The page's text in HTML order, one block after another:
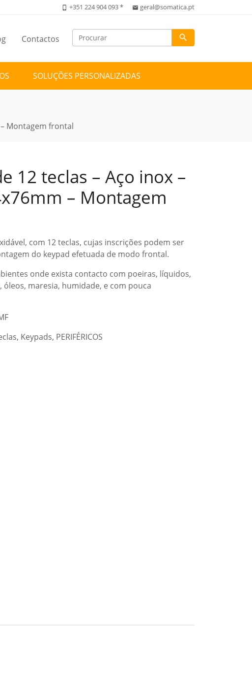
phone_iphone +351 224 904 093 * email geral@somatica.pt
search
Contactos
SOLUÇÕES PERSONALIZADAS
– Montagem frontal
12 teclas – Aço inox –
– Montagem
com 12 teclas, cujas inscrições podem ser
do keypad efetuada de modo frontal.
onde exista contacto com poeiras, líquidos,
maresia, humidade, e com pouca
, Keypads, PERIFÉRICOS